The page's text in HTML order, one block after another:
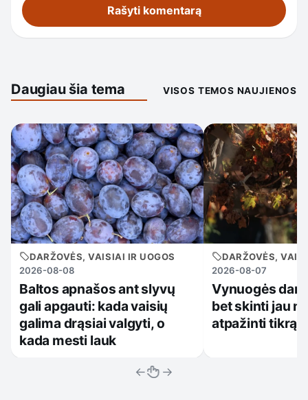
Daugiau šia tema VISOS TEMOS NAUJIENOS
DARŽOVĖS, VAISIAI IR UOGOS
2026-08-08
Baltos apnašos ant slyvų
gali apgauti: kada vaisių
galima drąsiai valgyti, o
kada mesti lauk
DARŽOVĖS,
2026-08-07
Vynuogės dar
bet skinti jau
atpažinti tikrą
← →